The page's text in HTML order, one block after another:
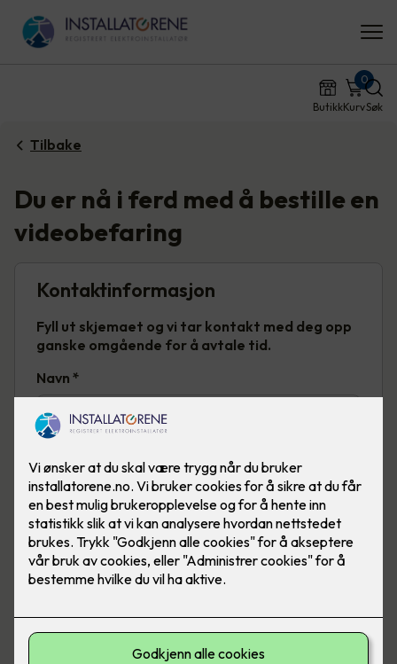
ButikkKurv
0
Søk
Tilbake
Du er nå i ferd med å bestille en
videobefaring
Kontaktinformasjon
Fyll ut skjemaet og vi tar kontakt med deg opp
ganske omgående for å avtale tid.
Navn *
Telefon
E-post*
Adresse*